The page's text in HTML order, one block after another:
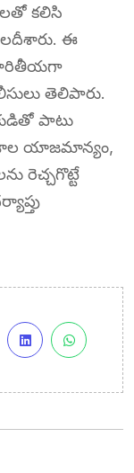
కలిసి
ఈ
దారితీయగా
తెలిపారు.
పాటు
యాజమాన్యం,
రెచ్చగొట్టే